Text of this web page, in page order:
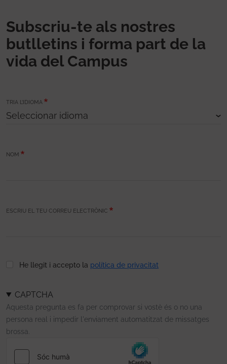
Subscriu-te als nostres
butlletins i forma part de la
vida del Campus
TRIA L’IDIOMA
NOM
ESCRIU EL TEU CORREU ELECTRÒNIC
He llegit i accepto la política de privacitat
CAPTCHA
Aquesta pregunta es fa per comprovar si vostè és o no una
persona real i impedir l'enviament automatitzat de missatges
brossa.